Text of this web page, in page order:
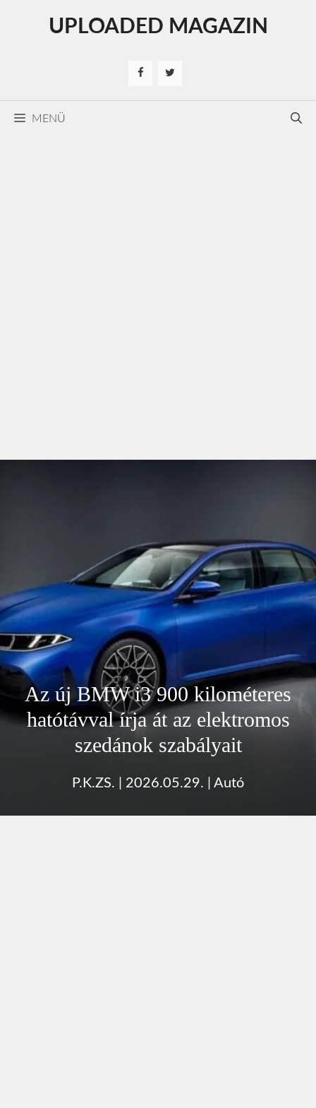
UPLOADED MAGAZIN
MENÜ
Az új BMW i3 900 kilométeres
hatótávval írja át az elektromos
szedánok szabályait
P.K.ZS. 2026.05.29. Autó